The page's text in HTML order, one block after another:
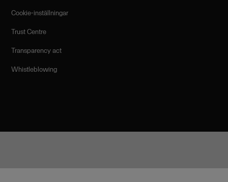
Cookie-inställningar
Trust Centre
Transparency act
Whistleblowing